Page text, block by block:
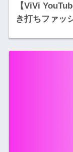
【ViVi
き打ちファッ